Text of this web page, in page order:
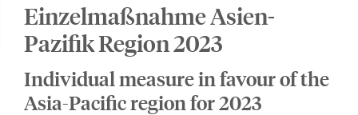
Einzelmaßnahme Asien-
Pazifik Region 2023
Individual measure in favour of the
Asia-Pacific region for 2023